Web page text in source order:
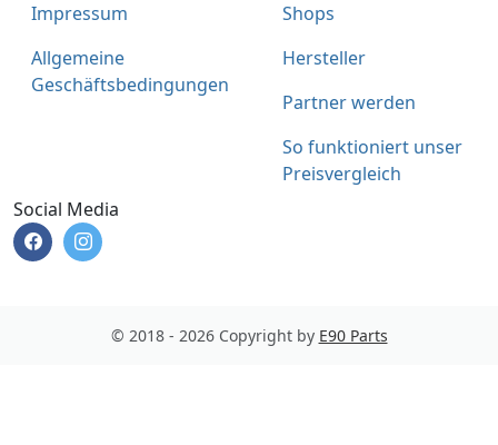
Impressum
Allgemeine
Geschäftsbedingungen
Shops
Hersteller
Partner werden
So funktioniert unser
Preisvergleich
Social Media
© 2018 - 2026 Copyright by E90 Parts